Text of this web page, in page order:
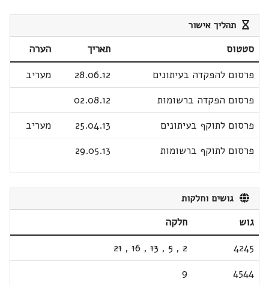
תהליך אישור
סטטוס תאריך
הערה
פרסום להפקדה בעיתונים
28.06.12
מעריב
פרסום הפקדה ברשומות
02.08.12
פרסום לתוקף בעיתונים
25.04.13
מעריב
פרסום לתוקף ברשומות
29.05.13
גושים וחלקות
גוש
חלקה
4245
2
,
5
,
13
,
16
,
21
4544
9